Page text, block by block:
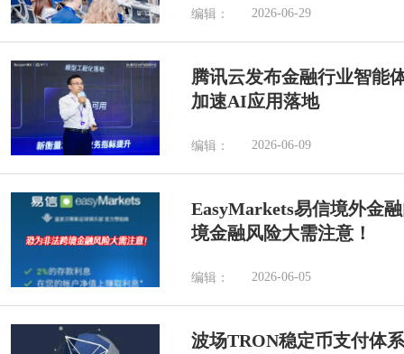
编辑： 2026-06-29
腾讯云发布金融行业智能
加速AI应用落地
编辑： 2026-06-09
EasyMarkets易信境外金
境金融风险大需注意！
编辑： 2026-06-05
波场TRON稳定币支付体